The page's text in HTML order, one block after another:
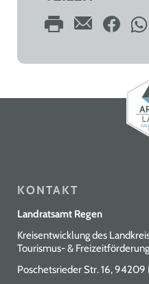
KONTAKT
Landratsamt Regen
Kreisentwicklung des
Tourismus- & Freizeitförderung
Poschetsrieder Str. 16, 94209